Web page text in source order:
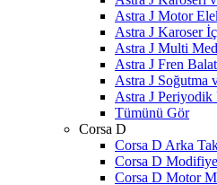
Astra J Motor
Astra J Karoser
Astra J Multi
Astra J Fren
Astra J Soğutma
Astra J Periyodik
Tümünü Gör
Corsa D
Corsa D Arka
Corsa D
Corsa D Motor